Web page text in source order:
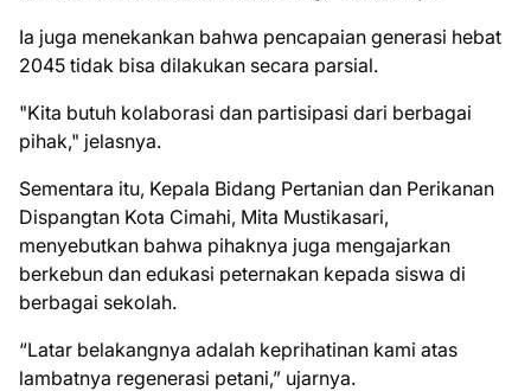
Ia juga menekankan bahwa pencapaian generasi hebat
2045 tidak bisa dilakukan secara parsial.
"Kita butuh kolaborasi dan partisipasi dari berbagai
pihak," jelasnya.
Sementara itu, Kepala Bidang Pertanian dan Perikanan
Dispangtan Kota Cimahi, Mita Mustikasari,
menyebutkan bahwa pihaknya juga mengajarkan
berkebun dan edukasi peternakan kepada siswa di
berbagai sekolah.
“Latar belakangnya adalah keprihatinan kami atas
lambatnya regenerasi petani,” ujarnya.